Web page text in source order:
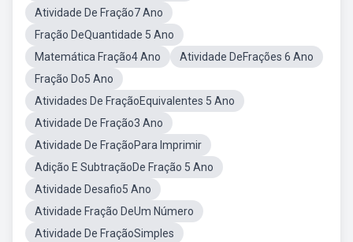
Atividade De Fração7 Ano
Fração DeQuantidade 5 Ano
Matemática Fração4 Ano
Atividade DeFrações 6 Ano
Fração Do5 Ano
Atividades De FraçãoEquivalentes 5 Ano
Atividade De Fração3 Ano
Atividade De FraçãoPara Imprimir
Adição E SubtraçãoDe Fração 5 Ano
Atividade Desafio5 Ano
Atividade Fração DeUm Número
Atividade De FraçãoSimples